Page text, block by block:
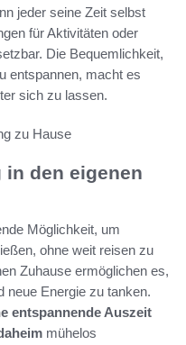
jeder seine Zeit selbst
für Aktivitäten oder
Die Bequemlichkeit,
entspannen, macht es
sich zu lassen.
den eigenen
Möglichkeit, um
ohne weit reisen zu
Zuhause ermöglichen es,
neue Energie zu tanken.
entspannende Auszeit
mühelos